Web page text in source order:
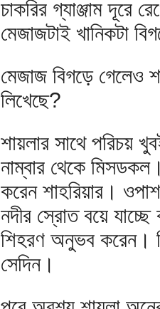
চাকরির গ্যাঞ্জাম দূরে
মেজাজটাই খানিকটা
মেজাজ বিগড়ে গেলেও
লিখেছে?
শায়লার সাথে পরিচয়
নাম্বার থেকে
করেন শাহরিয়ার।
নদীর স্রোত বয়ে
শিহরণ অনুভব করেন।
সেদিন।